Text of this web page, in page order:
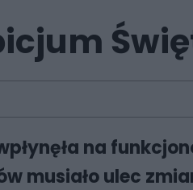
na
musiało ulec